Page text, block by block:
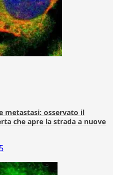
metastasi: osservato il
che apre la strada a nuove